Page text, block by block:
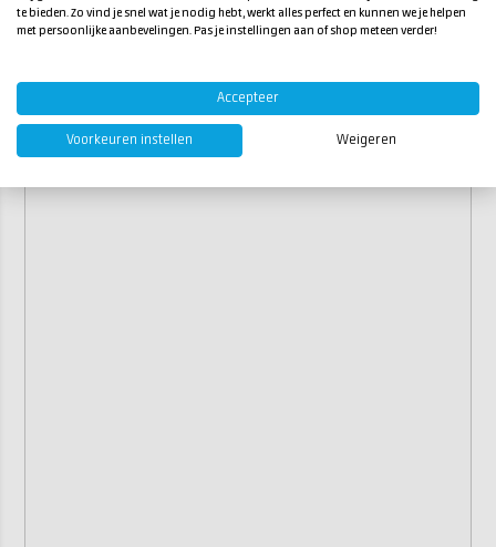
te bieden. Zo vind je snel wat je nodig hebt, werkt alles perfect en kunnen we je helpen
met persoonlijke aanbevelingen. Pas je instellingen aan of shop meteen verder!
Accepteer
Voorkeuren instellen Weigeren